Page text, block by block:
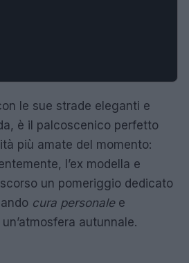
le sue strade eleganti e
è il palcoscenico perfetto
più amate del momento:
l’ex modella e
un pomeriggio dedicato
cura personalee
autunnale.